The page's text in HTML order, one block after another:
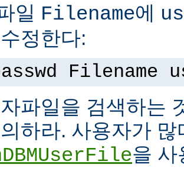
일 Filename에
정한다:
Filename
파일을 검색하는
하라. 사용자가 많
을 사